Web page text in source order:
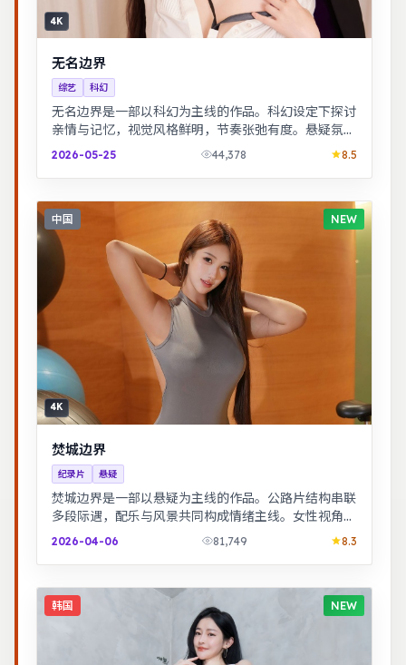
4K
无名边界
综艺 科幻
无名边界是一部以科幻为主线的作品。科幻设定下探讨
亲情与记忆，视觉风格鲜明，节奏张弛有度。悬疑氛围
层层推进，线索拼图式叙事，结局出人意料。
2026-05-25 44,378 8.5
中国 NEW
4K
焚城边界
纪录片 悬疑
焚城边界是一部以悬疑为主线的作品。公路片结构串联
多段际遇，配乐与风景共同构成情绪主线。女性视角下
的职场与家庭平衡议题，台词犀利，共鸣感强。
2026-04-06 81,749 8.3
韩国 NEW